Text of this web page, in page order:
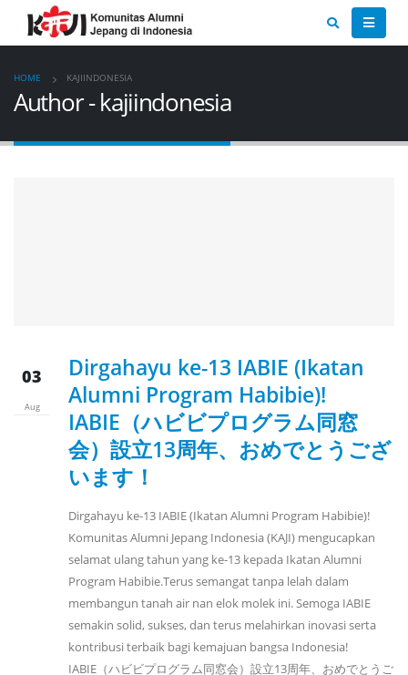
HOME KAJIINDONESIA
Author - kajiindonesia
03
Aug
Dirgahayu ke-13 IABIE (Ikatan
Alumni Program Habibie)! ​
IABIE（ハビビプログラム同窓
会）設立13周年、おめでとうござ
います！
Dirgahayu ke-13 IABIE (Ikatan Alumni Program Habibie)! ​
Komunitas Alumni Jepang Indonesia (KAJI) mengucapkan
selamat ulang tahun yang ke-13 kepada Ikatan Alumni
Program Habibie. ​Terus semangat tanpa lelah dalam
membangun tanah air nan elok molek ini. ​Semoga IABIE
semakin solid, sukses, dan terus melahirkan inovasi serta
kontribusi terbaik bagi kemajuan bangsa Indonesia! ​ ​
IABIE（ハビビプログラム同窓会）設立13周年、おめでとうご